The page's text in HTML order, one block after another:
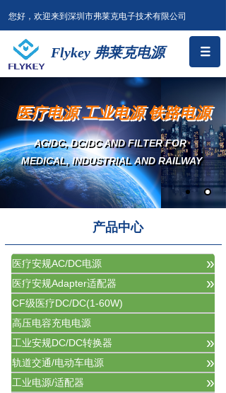
您好，欢迎来到深圳市弗莱克电子技术有限公司
Flykey 弗莱克电源
医疗电源 工业电源 铁路电源
AC/DC, DC/DC AND FILTERFOR
MEDICAL, INDUSTRIAL AND RAILWAY
产品中心
医疗安规AC/DC电源 »
医疗安规Adapter适配器 »
CF级医疗DC/DC(1-60W)
高压电容充电电源
工业安规DC/DC转换器
»
轨道交通/电动车电源 »
工业电源/适配器 »